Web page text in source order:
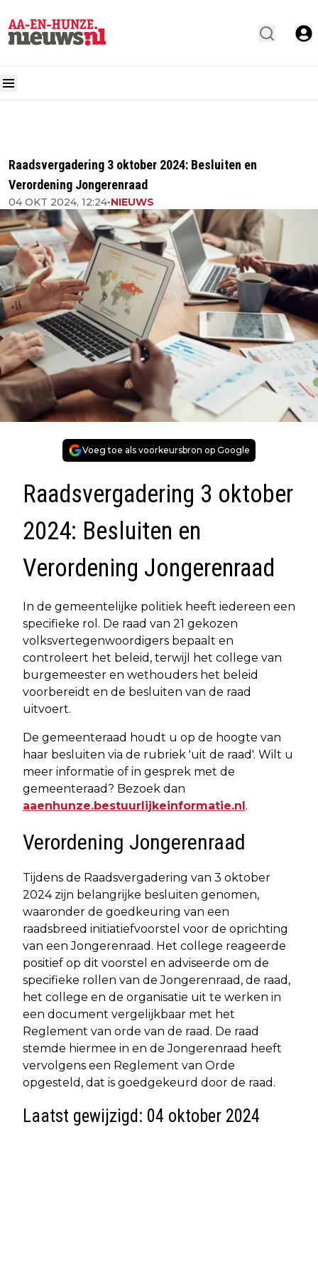
Raadsvergadering 3 oktober 2024: Besluiten en
Verordening Jongerenraad
04 OKT 2024, 12:24•NIEUWS
Voeg toe als voorkeursbron op Google
Raadsvergadering 3 oktober
2024: Besluiten en
Verordening Jongerenraad
In de gemeentelijke politiek heeft iedereen een
specifieke rol. De raad van 21 gekozen
volksvertegenwoordigers bepaalt en
controleert het beleid, terwijl het college van
burgemeester en wethouders het beleid
voorbereidt en de besluiten van de raad
uitvoert.
De gemeenteraad houdt u op de hoogte van
haar besluiten via de rubriek 'uit de raad'. Wilt u
meer informatie of in gesprek met de
gemeenteraad? Bezoek dan
aaenhunze.bestuurlijkeinformatie.nl.
Verordening Jongerenraad
Tijdens de Raadsvergadering van 3 oktober
2024 zijn belangrijke besluiten genomen,
waaronder de goedkeuring van een
raadsbreed initiatiefvoorstel voor de oprichting
van een Jongerenraad. Het college reageerde
positief op dit voorstel en adviseerde om de
specifieke rollen van de Jongerenraad, de raad,
het college en de organisatie uit te werken in
een document vergelijkbaar met het
Reglement van orde van de raad. De raad
stemde hiermee in en de Jongerenraad heeft
vervolgens een Reglement van Orde
opgesteld, dat is goedgekeurd door de raad.
Laatst gewijzigd: 04 oktober 2024